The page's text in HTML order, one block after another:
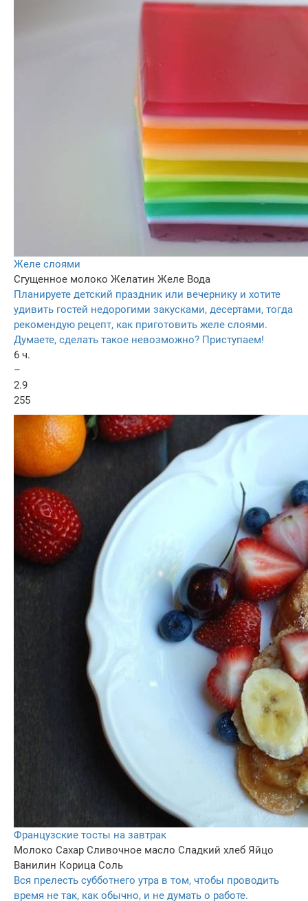
Желе слоями
Сгущенное молоко Желатин Желе Вода
Планируете детский праздник или вечернику и хотите
удивить гостей недорогими закусками, десертами, тогда
рекомендую рецепт, как приготовить желе слоями.
Думаете, сделать такое невозможно? Приступаем!
6 ч.
–
2.9
255
Французские тосты на завтрак
Молоко Сахар Сливочное масло Сладкий хлеб Яйцо
Ванилин Корица Соль
Вся прелесть субботнего утра в том, чтобы проводить
время не так, как обычно, и не думать о работе.